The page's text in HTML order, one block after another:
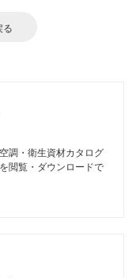
る
調・衛生資材カタログ
閲覧・ダウンロードで